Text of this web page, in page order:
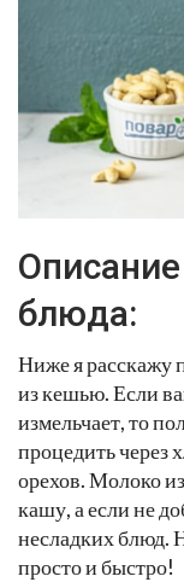
блюда:
Ниже я расскажу
из кешью. Если
измельчает, то
процедить через
орехов. Молоко
кашу, а если не
несладких блюд.
просто и быстро!